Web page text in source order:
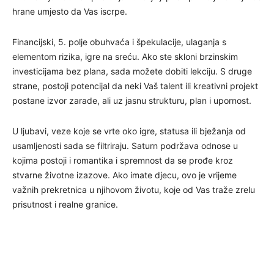
hrane umjesto da Vas iscrpe.
Financijski, 5. polje obuhvaća i špekulacije, ulaganja s
elementom rizika, igre na sreću. Ako ste skloni brzinskim
investicijama bez plana, sada možete dobiti lekciju. S druge
strane, postoji potencijal da neki Vaš talent ili kreativni projekt
postane izvor zarade, ali uz jasnu strukturu, plan i upornost.
U ljubavi, veze koje se vrte oko igre, statusa ili bježanja od
usamljenosti sada se filtriraju. Saturn podržava odnose u
kojima postoji i romantika i spremnost da se prođe kroz
stvarne životne izazove. Ako imate djecu, ovo je vrijeme
važnih prekretnica u njihovom životu, koje od Vas traže zrelu
prisutnost i realne granice.